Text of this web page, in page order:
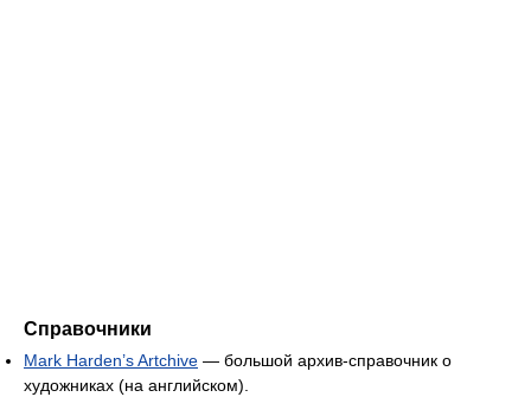
Справочники
Mark Harden’s Artchive — большой архив-справочник о
художниках (на английском).